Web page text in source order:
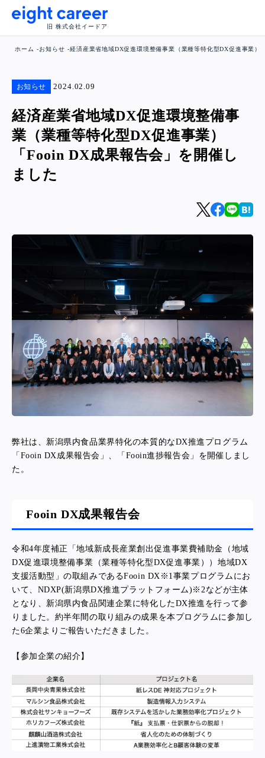
旧 株式会社イードア
ホーム お知らせ 経済産業省地域DX促進環境整備事業（業種等特化型DX促進事業
お知らせ 2024.02.09
経済産業省地域DX促進環境整備事
業（業種等特化型DX促進事業）
「Fooin DX成果報告会」を開催し
ました
弊社は、新潟県内食品業界特化の本質的なDX推進プログラム
「Fooin DX成果報告会」、「Fooin進捗報告会」を開催しまし
た。
Fooin DX成果報告会
令和4年度補正「地域新成長産業創出促進事業費補助金（地域
DX促進環境整備事業（業種等特化型DX促進事業））地域DX
支援活動型」の取組みであるFooin DX※1事業プログラムにお
いて、NDXP(新潟県DX推進プラットフォーム)※2などが主体
となり、新潟県内食品関連企業に特化したDX推進を行って参
りました。約半年間の取り組みの成果を本プログラムに参加し
た6企業よりご報告いただきました。
【参加企業の紹介】